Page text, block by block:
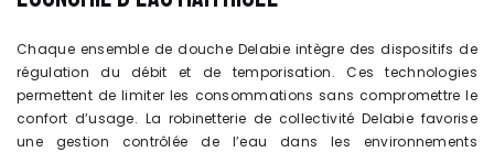
Chaque ensemble de douche Delabie intègre des dispositifs de
régulation du débit et de temporisation. Ces technologies
permettent de limiter les consommations sans compromettre le
confort d’usage. La robinetterie de collectivité Delabie favorise
une gestion contrôlée de l’eau dans les environnements